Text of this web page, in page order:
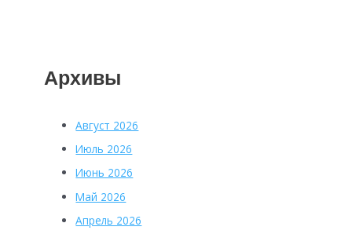
Архивы
Август 2026
Июль 2026
Июнь 2026
Май 2026
Апрель 2026